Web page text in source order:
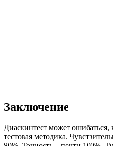
Заключение
Диаскинтест может
тестовая методика.